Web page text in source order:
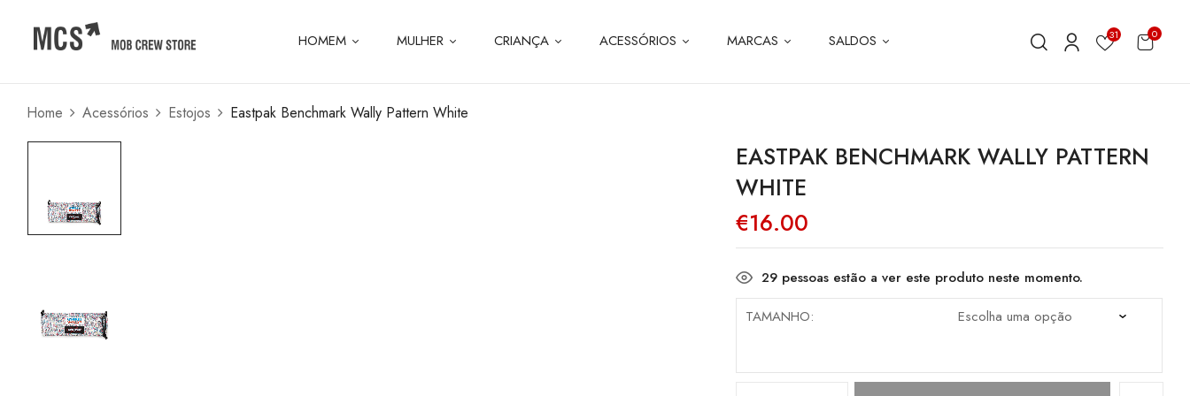
HOMEM MULHER CRIANÇA ACESSÓRIOS MARCAS SALDOS 31 0
Home Acessórios Estojos Eastpak Benchmark Wally Pattern White
EASTPAK BENCHMARK WALLY PATTERN
WHITE
€16.00
29 pessoas estão a ver este produto neste momento.
TAMANHO